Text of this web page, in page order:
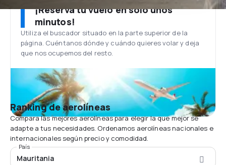
¡Reserva tu vuelo en solo unos
minutos!
Utiliza el buscador situado en la parte superior de la
página. Cuéntanos dónde y cuándo quieres volar y deja
que nos ocupemos del resto.
Ranking de aerolíneas
Compara las mejores aerolíneas para elegir la que mejor se
adapte a tus necesidades. Ordenamos aerolíneas nacionales e
internacionales según precio y comodidad.
País
Mauritania